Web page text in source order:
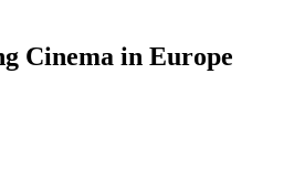
Cinema in Europe